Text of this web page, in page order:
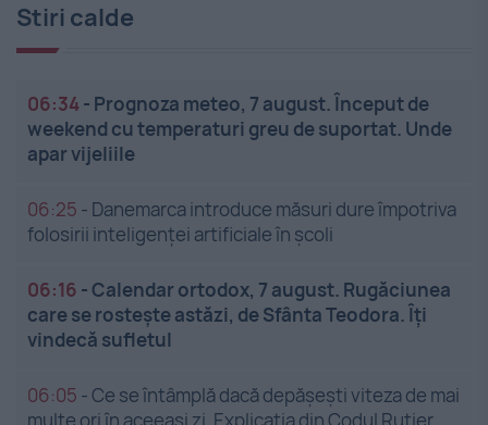
Stiri calde
06:34- Prognoza meteo, 7 august. Început de
weekend cu temperaturi greu de suportat. Unde
apar vijeliile
06:25 - Danemarca introduce măsuri dure împotriva
folosirii inteligenței artificiale în școli
06:16 -Calendar ortodox, 7 august. Rugăciunea
care se rostește astăzi, de Sfânta Teodora. Îți
vindecă sufletul
06:05 -Ce se întâmplă dacă depășești viteza de mai